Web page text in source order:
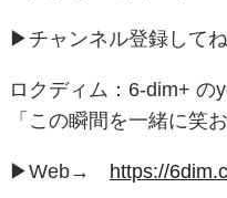
▶︎チャンネル登録して
ロクディム：6-dim+ の
「この瞬間を一緒に笑
▶︎Web→ https://